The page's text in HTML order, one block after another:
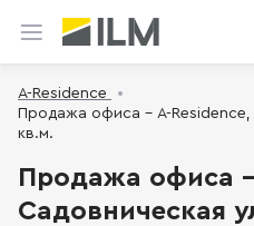
A-Residence
Продажа офиса - A-Residence,
кв.м.
Продажа офиса -
Садовническая